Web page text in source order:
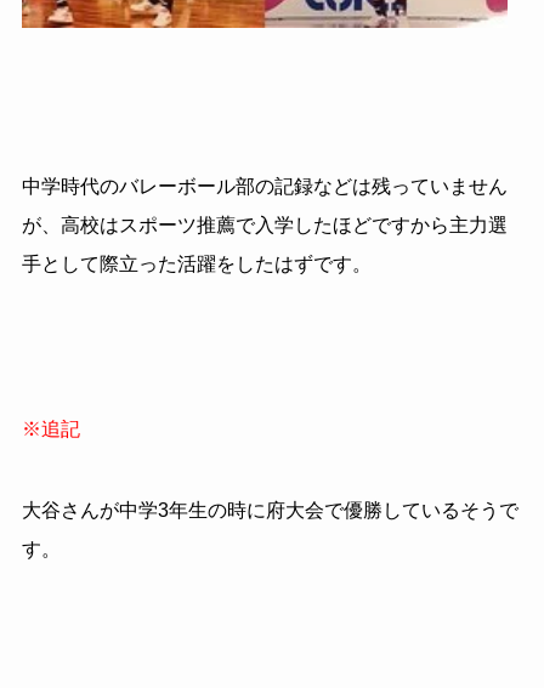
中学時代のバレーボール部の記録などは残っていません
が、高校はスポーツ推薦で入学したほどですから主力選
手として際立った活躍をしたはずです。
※追記
大谷さんが中学3年生の時に府大会で優勝しているそうで
す。